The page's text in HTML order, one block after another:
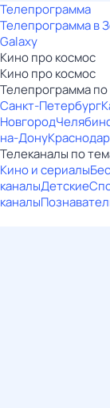
Телепрограмма
Телепрограмма в
Galaxy
Кино про космос
Кино про космос
Телепрограмма
Санкт-Петербург
Новгород
на-ДонуКраснодар
Телеканалы по
Кино и сериалы
каналыДетские
каналы